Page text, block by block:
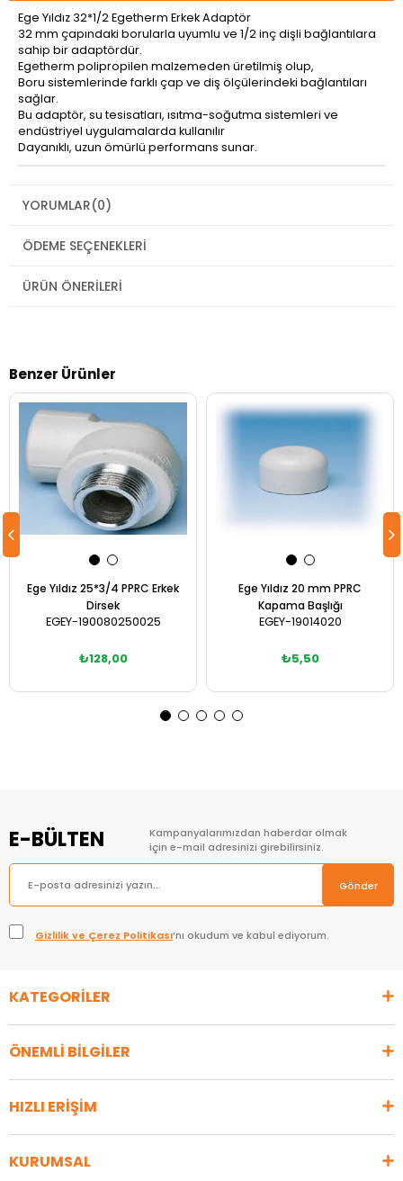
Ege Yıldız 32*1/2 Egetherm Erkek Adaptör
32 mm çapındaki borularla uyumlu ve 1/2 inç dişli bağlantılara
sahip bir adaptördür.
Egetherm polipropilen malzemeden üretilmiş olup,
Boru sistemlerinde farklı çap ve diş ölçülerindeki bağlantıları
sağlar.
Bu adaptör, su tesisatları, ısıtma-soğutma sistemleri ve
endüstriyel uygulamalarda kullanılır
Dayanıklı, uzun ömürlü performans sunar.
YORUMLAR(0)
ÖDEME SEÇENEKLERI
ÜRÜN ÖNERILERI
Benzer Ürünler
Ege Yıldız 25*3/4 PPRC Erkek
Dirsek
EGEY-190080250025
₺128,00
Ege Yıldız 20 mm PPRC
Kapama Başlığı
EGEY-19014020
₺5,50
E-BÜLTEN
Kampanyalarımızdan haberdar olmak
için e-mail adresinizi girebilirsiniz.
Gönder
Gizlilik ve Çerez Politikası’nı okudum ve kabul ediyorum.
KATEGORİLER
ÖNEMLİ BİLGİLER
HIZLI ERİŞİM
KURUMSAL